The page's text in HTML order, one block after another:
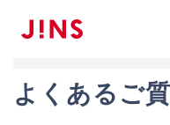
よくあるご